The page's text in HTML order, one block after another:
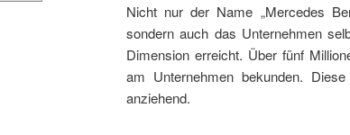
Nicht nur der Name „Mercedes
sondern auch das Unternehmen
Dimension erreicht. Über fünf
am Unternehmen bekunden.
anziehend.